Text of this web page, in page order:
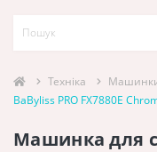
Техніка
BaByliss PRO FX7880E
Машинка для